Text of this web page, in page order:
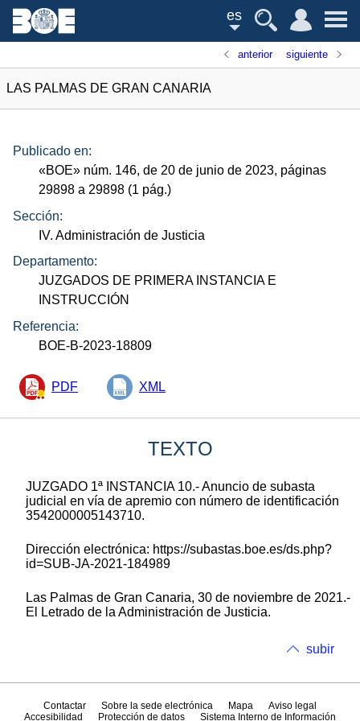
es
anterior siguiente
LAS PALMAS DE GRAN CANARIA
Publicado en:
«BOE» núm. 146, de 20 de junio de 2023, páginas
29898 a 29898 (1 pág.)
Sección:
IV. Administración de Justicia
Departamento:
JUZGADOS DE PRIMERA INSTANCIA E
INSTRUCCIÓN
Referencia:
BOE-B-2023-18809
PDF XML
TEXTO
JUZGADO 1ª INSTANCIA 10.- Anuncio de subasta
judicial en vía de apremio con número de identificación
3542000005143710.
Dirección electrónica: https://subastas.boe.es/ds.php?
id=SUB-JA-2021-184989
Las Palmas de Gran Canaria, 30 de noviembre de 2021.-
El Letrado de la Administración de Justicia.
subir
Contactar Sobre la sede electrónica Mapa
Aviso legal
Accesibilidad
Protección de datos Sistema Interno de Información